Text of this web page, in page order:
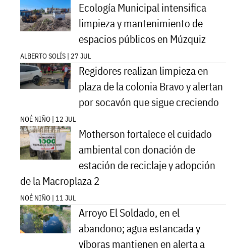
Ecología Municipal intensifica
limpieza y mantenimiento de
espacios públicos en Múzquiz
ALBERTO SOLÍS | 27 JUL
Regidores realizan limpieza en
plaza de la colonia Bravo y alertan
por socavón que sigue creciendo
NOÉ NIÑO | 12 JUL
Motherson fortalece el cuidado
ambiental con donación de
estación de reciclaje y adopción
de la Macroplaza 2
NOÉ NIÑO | 11 JUL
Arroyo El Soldado, en el
abandono; agua estancada y
víboras mantienen en alerta a